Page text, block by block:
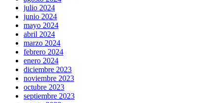
julio 2024
junio 2024
mayo 2024
abril 2024
marzo 2024
febrero 2024
enero 2024
diciembre 2023
noviembre 2023
octubre 2023
septiembre 2023